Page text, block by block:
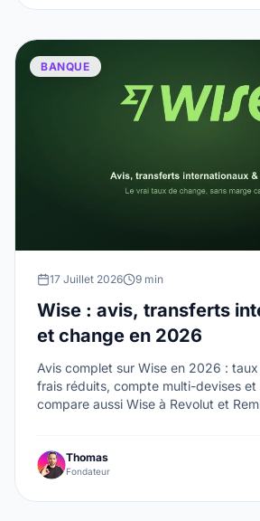
BANQUE
17 Juillet 2026 9 min
Wise : avis, transferts
et change en 2026
Avis complet sur Wise en 2026 :
frais réduits, compte multi-devises
compare aussi Wise à Revolut et
Thomas
Fondateur